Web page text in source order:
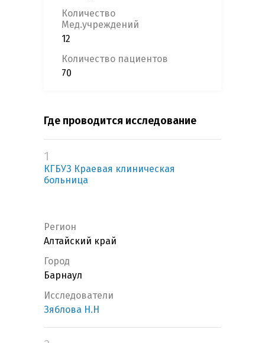
Количество
Мед.учреждений
12
Количество пациентов
70
Где проводится исследование
1
КГБУЗ Краевая клиническая
больница
Регион
Алтайский край
Город
Барнаул
Исследователи
Зяблова Н.Н